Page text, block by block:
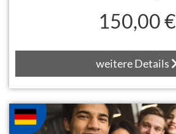
150,00 €
weitere Details